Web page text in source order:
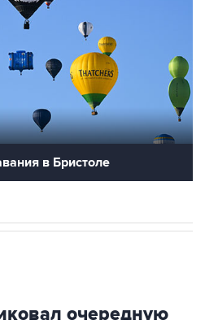
в Бристоле
очередную